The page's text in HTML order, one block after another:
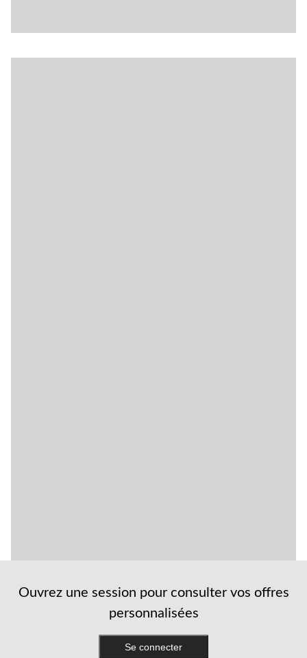
Ouvrez une session pour consulter vos offres
personnalisées
Se connecter